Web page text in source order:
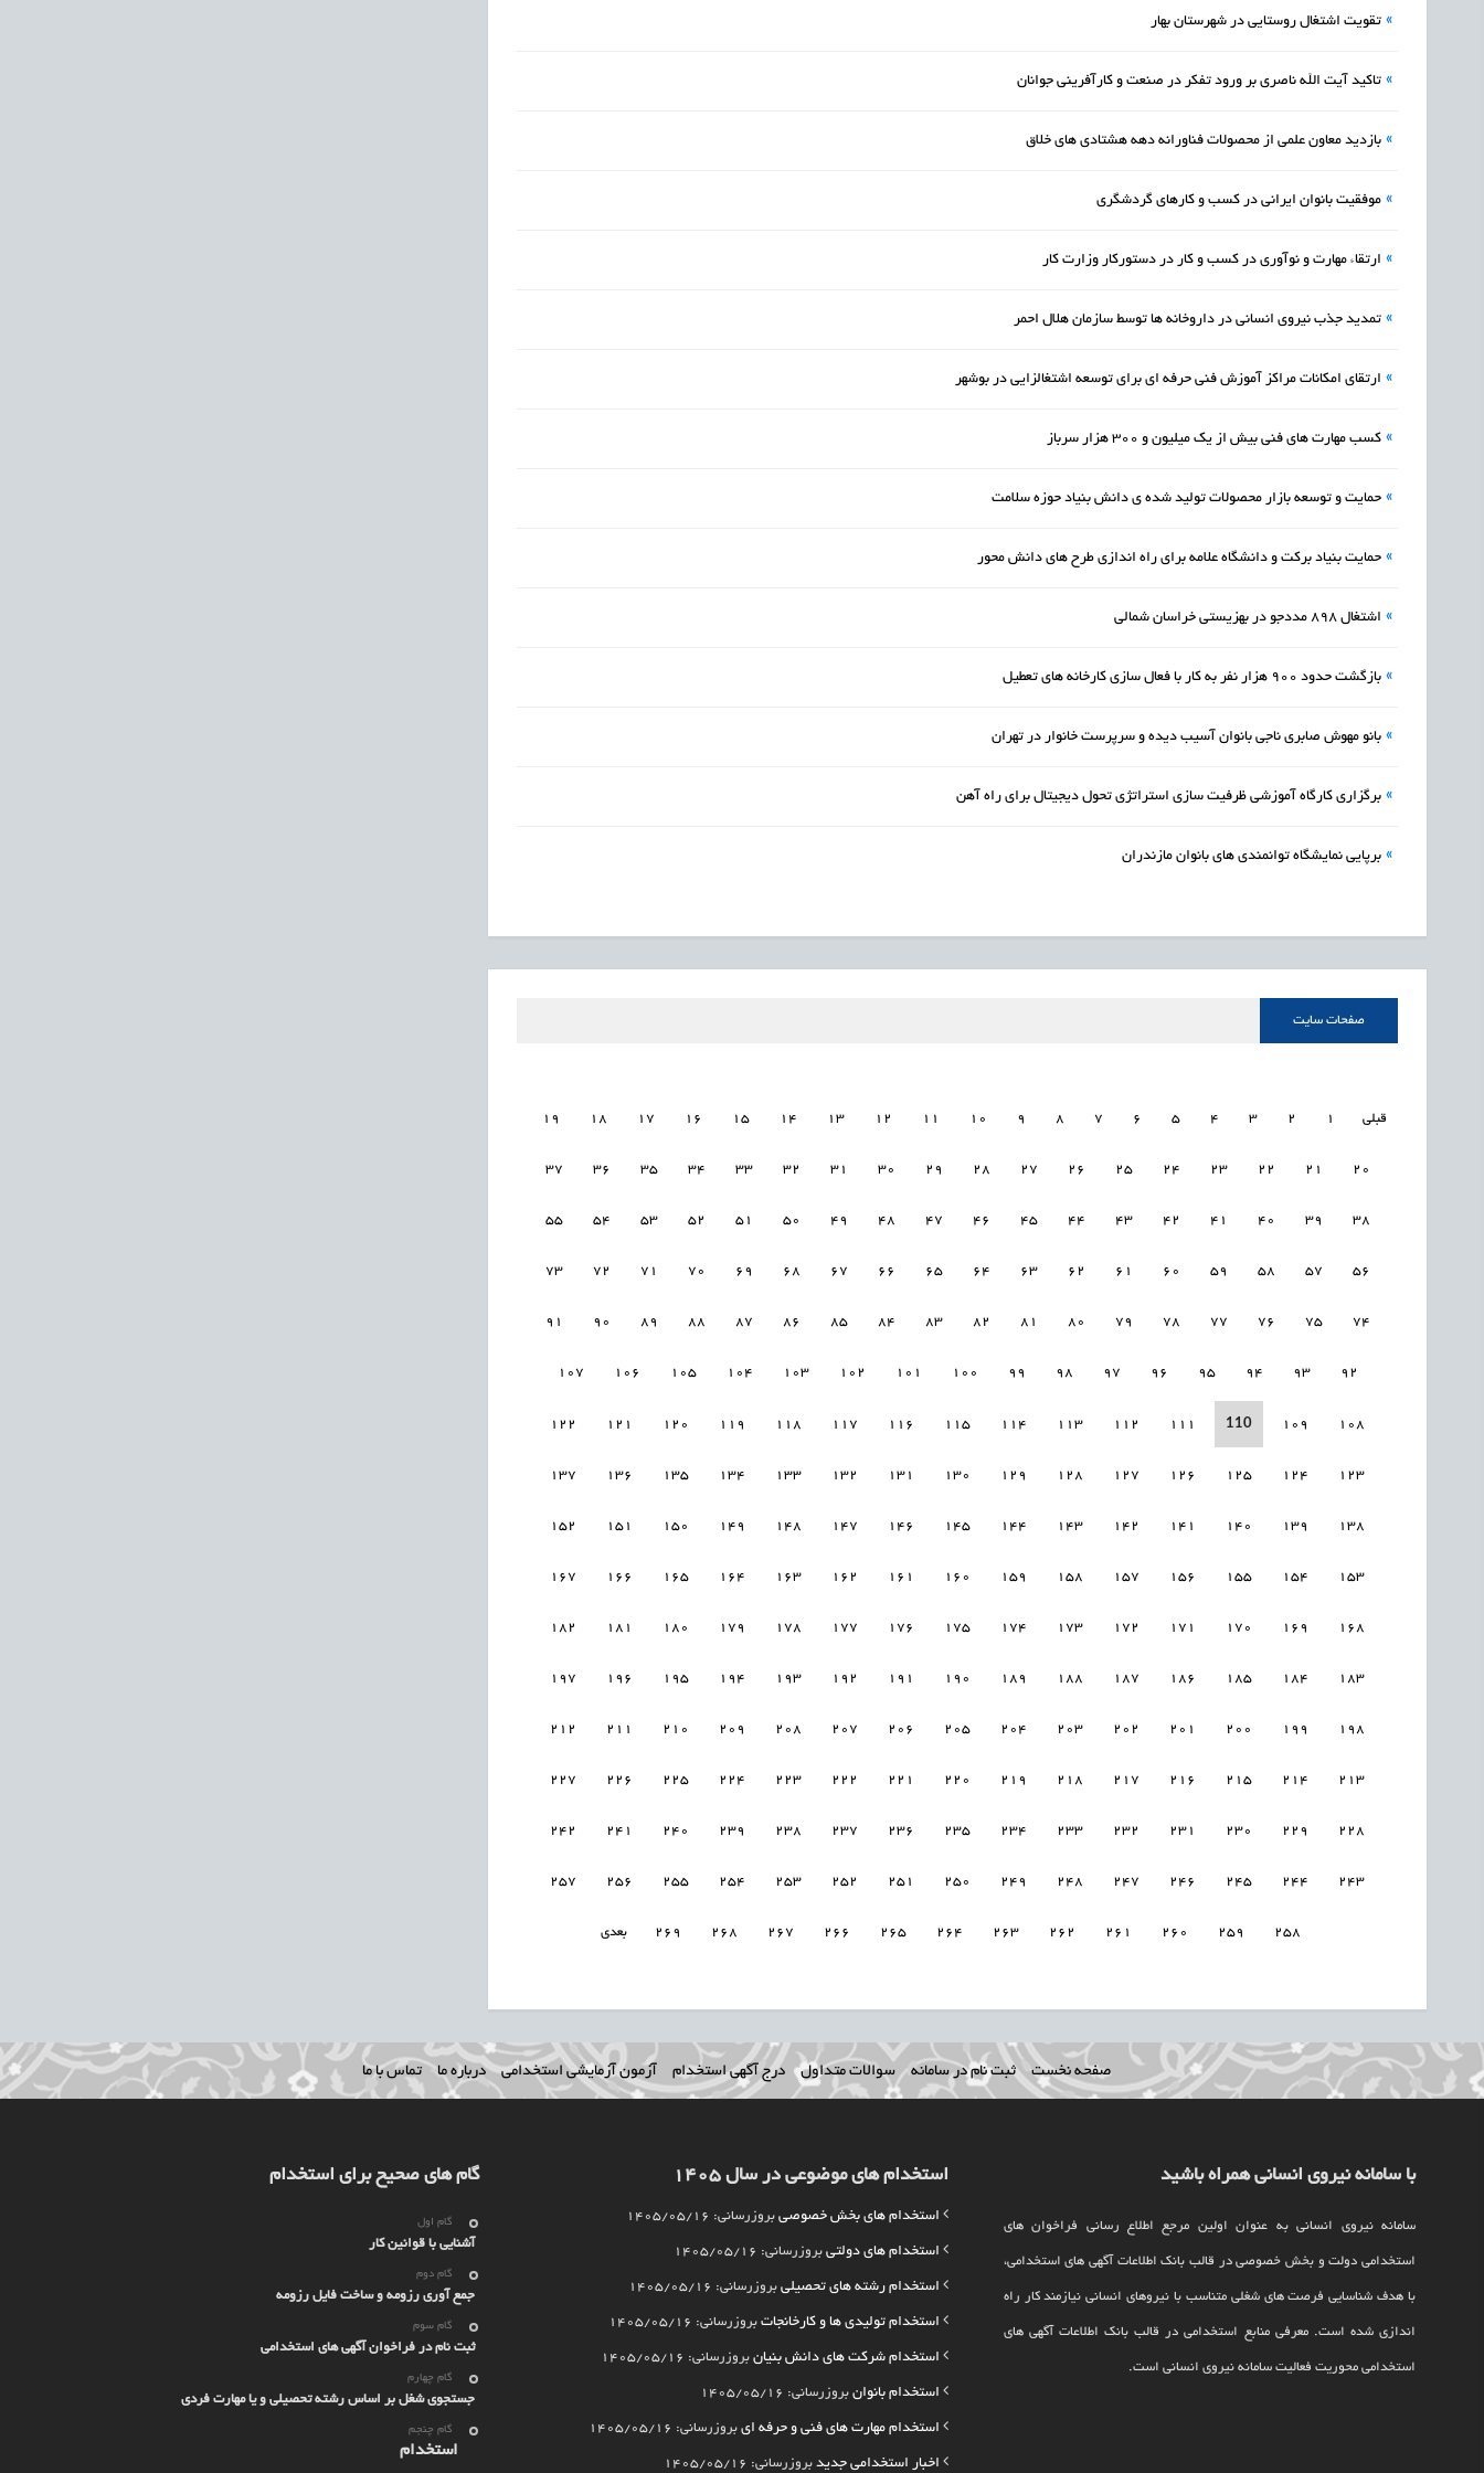
» تقویت اشتغال روستایی در شهرستان بهار
» تاکید آیت الله ناصری بر ورود تفکر در صنعت و کارآفرینی جوانان
» بازدید معاون علمی از محصولات فناورانه دهه هشتادی های خلاق
» موفقیت بانوان ایرانی در کسب و کارهای گردشگری
» ارتقاء مهارت و نوآوری در کسب و کار در دستورکار وزارت کار
» تمدید جذب نیروی انسانی در داروخانه ها توسط سازمان هلال احمر
» ارتقای امکانات مراکز آموزش فنی حرفه ای برای توسعه اشتغالزایی در بوشهر
» کسب مهارت های فنی بیش از یک میلیون و 300 هزار سرباز
» حمایت و توسعه بازار محصولات تولید شده ی دانش بنیاد حوزه سلامت
» حمایت بنیاد برکت و دانشگاه علامه برای راه اندازی طرح های دانش محور
» اشتغال 898 مددجو در بهزیستی خراسان شمالی
» بازگشت حدود 900 هزار نفر به کار با فعال سازی کارخانه های تعطیل
» بانو مهوش صابری ناجی بانوان آسیب دیده و سرپرست خانوار در تهران
» برگزاری کارگاه آموزشی ظرفیت سازی استراتژی تحول دیجیتال برای راه آهن
» برپایی نمایشگاه توانمندی های بانوان مازندران
صفحات سایت
قبلی 1
2
3
4
5
6
7
8
9
10
11
12
13
14
15
16
17
18
19
20
21
22
23
24
25
26
27
28
29
30
31
32
33
34
35
36
37
38
39
40
41
42
43
44
45
46
47
48
49
50
51
52
53
54
55
56
57
58
59
60
61
62
63
64
65
66
67
68
69
70
71
72
73
74
75
76
77
78
79
80
81
82
83
84
85
86
87
88
89
90
91
92
93
94
95
96
97
98
99
100
101
102
103
104
105
106
107
108
109
110
111
112
113
114
115
116
117
118
119
120
121
122
123
124
125
126
127
128
129
130
131
132
133
134
135
136
137
138
139
140
141
142
143
144
145
146
147
148
149
150
151
152
153
154
155
156
157
158
159
160
161
162
163
164
165
166
167
168
169
170
171
172
173
174
175
176
177
178
179
180
181
182
183
184
185
186
187
188
189
190
191
192
193
194
195
196
197
198
199
200
201
202
203
204
205
206
207
208
209
210
211
212
213
214
215
216
217
218
219
220
221
222
223
224
225
226
227
228
229
230
231
232
233
234
235
236
237
238
239
240
241
242
243
244
245
246
247
248
249
250
251
252
253
254
255
256
257
258
259
260
261
262
263
264
265
266
267
268
269 بعدی
صفحه نخست ثبت نام در سامانه سوالات متداول درج آگهی استخدام آزمون آزمایشی استخدامی درباره ما تماس با ما
با سامانه نیروی انسانی همراه باشید
سامانه نیروی انسانی به عنوان اولین مرجع اطلاع رسانی فراخوان های
استخدامی دولت و بخش خصوصی در قالب بانک اطلاعات آگهی های استخدامی،
با هدف شناسایی فرصت های شغلی متناسب با نیروهای انسانی نیازمند کار راه
اندازی شده است. معرفی منابع استخدامی در قالب بانک اطلاعات آگهی های
استخدامی محوریت فعالیت سامانه نیروی انسانی است.
استخدام های موضوعی در سال 1405
استخدام های بخش خصوصی بروزرسانی: 1405/05/16
استخدام های دولتی بروزرسانی: 1405/05/16
استخدام رشته های تحصیلی بروزرسانی: 1405/05/16
استخدام تولیدی ها و کارخانجات بروزرسانی: 1405/05/16
استخدام شرکت های دانش بنیان بروزرسانی: 1405/05/16
استخدام بانوان بروزرسانی: 1405/05/16
استخدام مهارت های فنی و حرفه ای بروزرسانی: 1405/05/16
اخبار استخدامی جدید بروزرسانی: 1405/05/16
گام های صحیح برای استخدام
گام اول
آشنایی با قوانین کار
گام دوم
جمع آوری رزومه و ساخت فایل رزومه
گام سوم
ثبت نام در فراخوان آگهی های استخدامی
گام چهارم
جستجوی شغل بر اساس رشته تحصیلی و یا مهارت فردی
گام چنجم
استخدام